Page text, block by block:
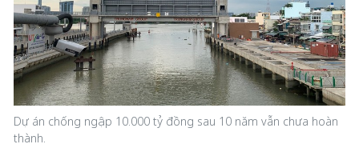
Dự án chống ngập 10.000 tỷ đồng sau 10 năm vẫn chưa hoàn
thành.